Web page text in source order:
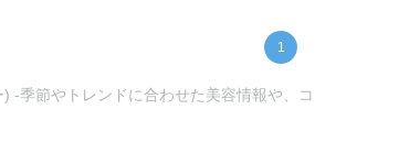
1
-季節やトレンドに合わせた美容情報や、コ